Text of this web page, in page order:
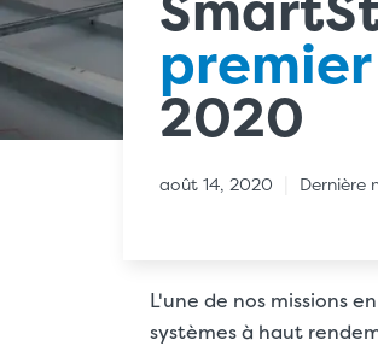
2020
août 14, 2020 Dernière
L'une de nos missions
systèmes à haut